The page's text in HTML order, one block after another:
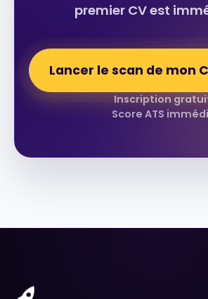
premier CV est
Lancer le scan de mon
Inscription
Score ATS